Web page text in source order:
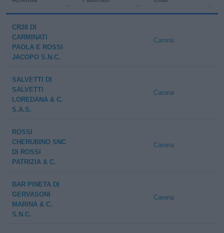
CR28 DI
CARMINATI
PAOLA E ROSSI
JACOPO S.N.C.
Carona
SALVETTI DI
SALVETTI
LOREDANA & C.
S.A.S.
Carona
ROSSI
CHERUBINO SNC
DI ROSSI
PATRIZIA & C.
Carona
BAR PINETA DI
GERVASONI
MARINA & C.
S.N.C.
Carona